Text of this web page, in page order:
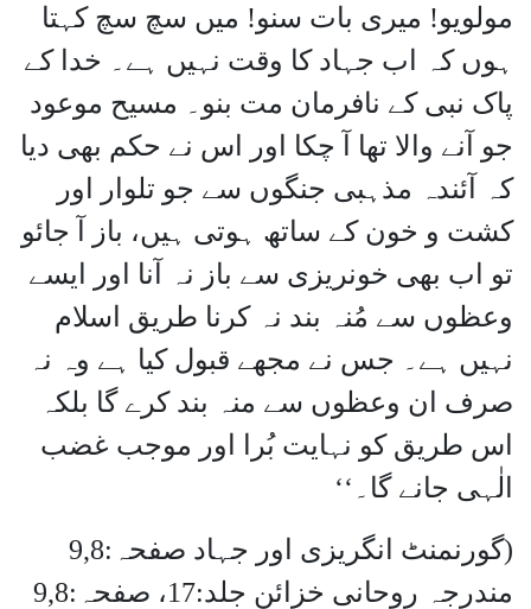
مولویو! میری بات سنو! میں سچ سچ کہتا
ہوں کہ اب جہاد کا وقت نہیں ہے۔ خدا کے
پاک نبی کے نافرمان مت بنو۔ مسیح موعود
جو آنے والا تھا آ چکا اور اس نے حکم بھی دیا
کہ آئندہ مذہبی جنگوں سے جو تلوار اور
کشت و خون کے ساتھ ہوتی ہیں، باز آ جائو
تو اب بھی خونریزی سے باز نہ آنا اور ایسے
وعظوں سے مُنہ بند نہ کرنا طریق اسلام
نہیں ہے۔ جس نے مجھے قبول کیا ہے وہ نہ
صرف ان وعظوں سے منہ بند کرے گا بلکہ
اس طریق کو نہایت بُرا اور موجب غضب
الٰہی جانے گا۔‘‘
(گورنمنٹ انگریزی اور جہاد صفحہ:9,8
مندرجہ روحانی خزائن جلد:17، صفحہ:9,8